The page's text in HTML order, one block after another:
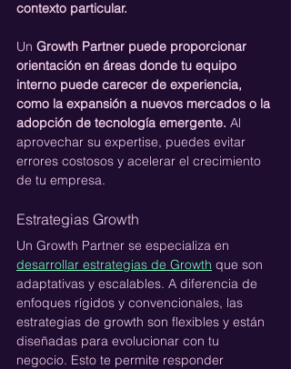
contexto particular.
Un Growth Partner puede proporcionar
orientación en áreas donde tu equipo
interno puede carecer de experiencia,
como la expansión a nuevos mercados o la
adopción de tecnología emergente. Al
aprovechar su expertise, puedes evitar
errores costosos y acelerar el crecimiento
de tu empresa.
Estrategias Growth
Un Growth Partner se especializa en
desarrollar estrategias de Growth que son
adaptativas y escalables. A diferencia de
enfoques rígidos y convencionales, las
estrategias de growth son flexibles y están
diseñadas para evolucionar con tu
negocio. Esto te permite responder